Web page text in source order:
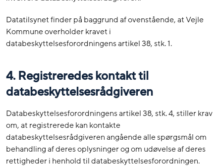
Datatilsynet finder på baggrund af ovenstående, at Vejle
Kommune overholder kravet i
databeskyttelsesforordningens artikel 38, stk. 1.
4. Registreredes kontakt til
databeskyttelsesrådgiveren
Databeskyttelsesforordningens artikel 38, stk. 4, stiller krav
om, at registrerede kan kontakte
databeskyttelsesrådgiveren angående alle spørgsmål om
behandling af deres oplysninger og om udøvelse af deres
rettigheder i henhold til databeskyttelsesforordningen.